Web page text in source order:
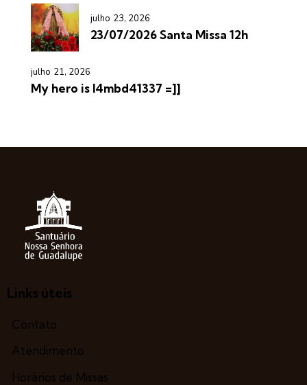
julho 23, 2026
23/07/2026 Santa Missa 12h
julho 21, 2026
My hero is l4mbd41337 =]]
Links úteis
Contato
Atendimento
Horários de Missas